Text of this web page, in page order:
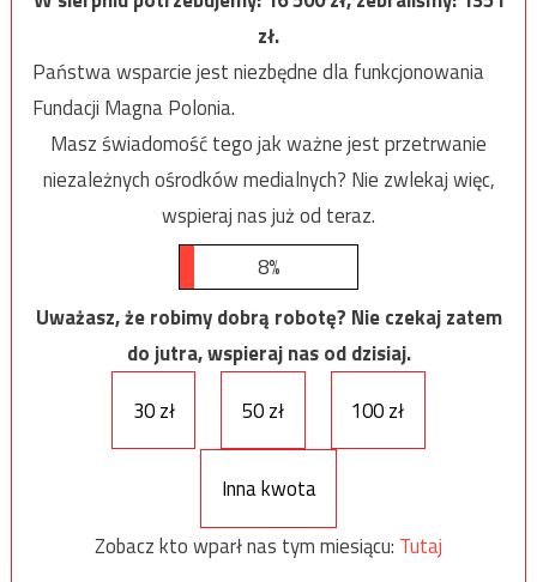
zł.
Państwa wsparcie jest niezbędne dla funkcjonowania
Fundacji Magna Polonia.
Masz świadomość tego jak ważne jest przetrwanie
niezależnych ośrodków medialnych? Nie zwlekaj więc,
wspieraj nas już od teraz.
8%
Uważasz, że robimy dobrą robotę? Nie czekaj zatem
do jutra, wspieraj nas od dzisiaj.
30 zł
50 zł 100 zł
Inna kwota
Zobacz kto wparł nas tym miesiącu: Tutaj